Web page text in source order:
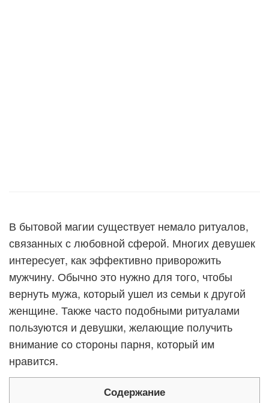
В бытовой магии существует немало ритуалов,
связанных с любовной сферой. Многих девушек
интересует, как эффективно приворожить
мужчину. Обычно это нужно для того, чтобы
вернуть мужа, который ушел из семьи к другой
женщине. Также часто подобными ритуалами
пользуются и девушки, желающие получить
внимание со стороны парня, который им
нравится.
Содержание